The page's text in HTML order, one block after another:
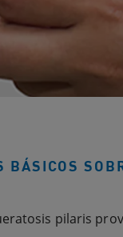
BÁSICOS
pilaris